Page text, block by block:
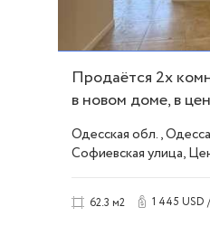
Продаётся 2х
в новом доме, в
54300
Одесская обл.,
Софиевская улица,
62.3 м2 1 445 USD